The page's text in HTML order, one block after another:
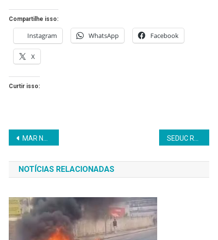
Compartilhe isso:
Instagram WhatsApp Facebook
X
Curtir isso:
Navegação
de
Post
MAR NO ENTORNO DE ILHA DE MARÉ ESTÁ SOFRENDO CONTAMINAÇÃO
NOTÍCIAS RELACIONADAS